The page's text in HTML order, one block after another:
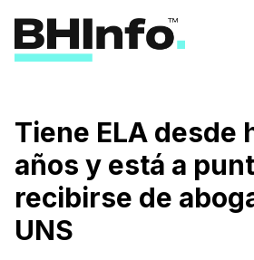
Regionales
Espectáculos
Tecno
Tiene ELA desde
años y está a
recibirse de
UNS